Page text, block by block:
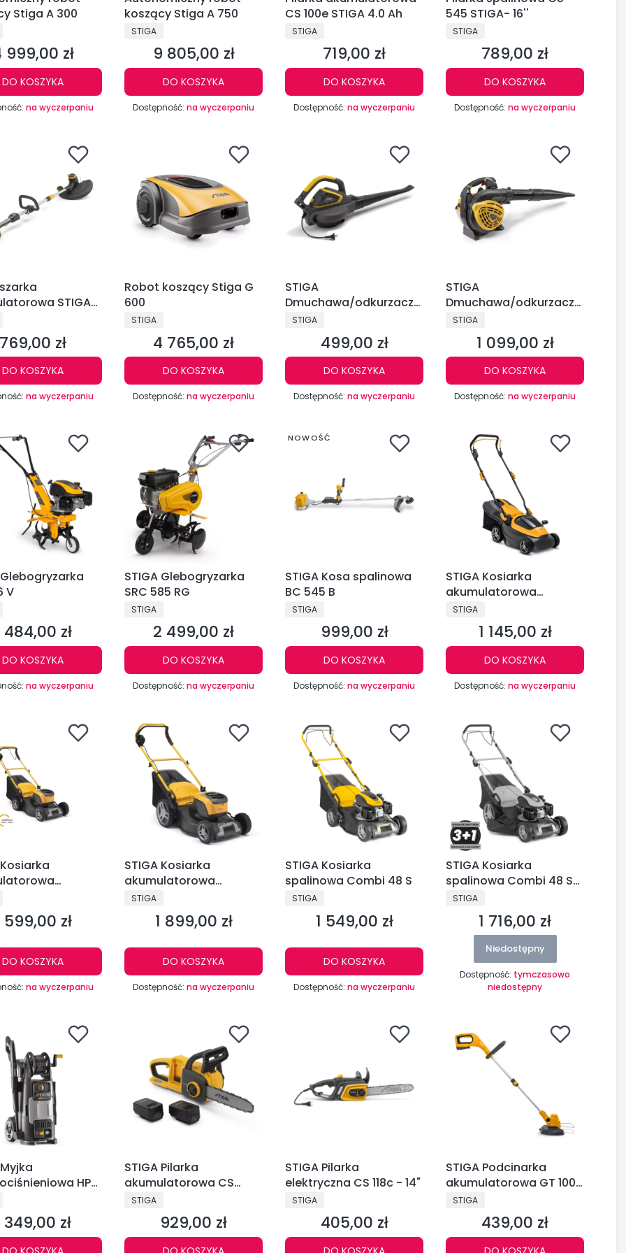
Stiga A 300
999,00 zł
DO KOSZYKA
na wyczerpaniu
koszący Stiga A 750
PRODUCENT
STIGA
Cena
9 805,00 zł
DO KOSZYKA
Dostępność: na wyczerpaniu
CS 100e STIGA 4.0 Ah
PRODUCENT
STIGA
Cena
719,00 zł
DO KOSZYKA
Dostępność: na wyczerpaniu
545 STIGA- 16''
PRODUCENT
STIGA
Cena
789,00 zł
DO KOSZYKA
Dostępność: na wyczerpaniu
STIGA
48 V 30 cm
Cena
769,00 zł
DO KOSZYKA
na wyczerpaniu
Robot koszący Stiga G
600
PRODUCENT
STIGA
Cena
4 765,00 zł
DO KOSZYKA
Dostępność: na wyczerpaniu
STIGA
Dmuchawa/odkurzacz
BL 130c V z funkcją
rozdrabniania liści
PRODUCENT
STIGA
Cena
499,00 zł
DO KOSZYKA
Dostępność: na wyczerpaniu
STIGA
Dmuchawa/odkurzacz
spalinowa BL 530 V
PRODUCENT
STIGA
Cena
1 099,00 zł
DO KOSZYKA
Dostępność: na wyczerpaniu
Glebogryzarka
V
484,00 zł
DO KOSZYKA
na wyczerpaniu
STIGA Glebogryzarka
SRC 585 RG
PRODUCENT
STIGA
Cena
2 499,00 zł
DO KOSZYKA
Dostępność: na wyczerpaniu
NOWOŚĆ
STIGA Kosa spalinowa
BC 545 B
PRODUCENT
STIGA
Cena
999,00 zł
DO KOSZYKA
Dostępność: na wyczerpaniu
STIGA Kosiarka
akumulatorowa
Collector 136e
PRODUCENT
STIGA
Cena
1 145,00 zł
DO KOSZYKA
Dostępność: na wyczerpaniu
48 S AE 5Ah
599,00 zł
DO KOSZYKA
na wyczerpaniu
STIGA Kosiarka
akumulatorowa
Collector 548 AE 4Ah
PRODUCENT
STIGA
Cena
1 899,00 zł
DO KOSZYKA
Dostępność: na wyczerpaniu
STIGA Kosiarka
spalinowa Combi 48 S
PRODUCENT
STIGA
Cena
1 549,00 zł
DO KOSZYKA
Dostępność: na wyczerpaniu
STIGA Kosiarka
spalinowa Combi 48 SQ
ST 140
PRODUCENT
STIGA
Cena
1 716,00 zł
Niedostępny
Dostępność: tymczasowo
niedostępny
HPS
349,00 zł
STIGA Pilarka
akumulatorowa CS
300e zestaw
PRODUCENT
STIGA
Cena
929,00 zł
STIGA Pilarka
elektryczna CS 118c - 14"
PRODUCENT
STIGA
Cena
405,00 zł
STIGA Podcinarka
akumulatorowa GT 100e
2Ah
PRODUCENT
STIGA
Cena
439,00 zł